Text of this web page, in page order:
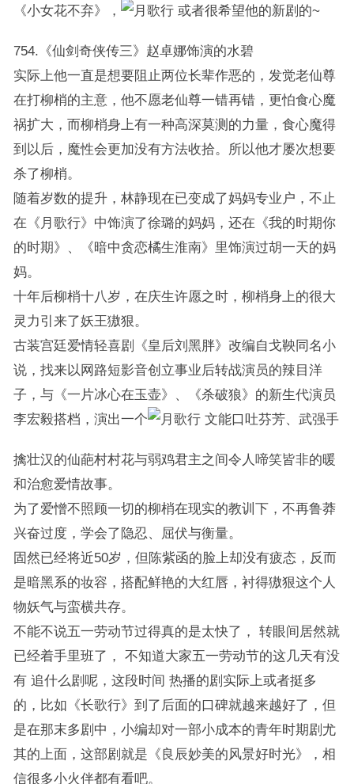
《小女花不弃》，
或者很希望他的新剧的~
754.《仙剑奇侠传三》赵卓娜饰演的水碧
实际上他一直是想要阻止两位长辈作恶的，发觉老仙尊
在打柳梢的主意，他不愿老仙尊一错再错，更怕食心魔
祸扩大，而柳梢身上有一种高深莫测的力量，食心魔得
到以后，魔性会更加没有方法收拾。所以他才屡次想要
杀了柳梢。
随着岁数的提升，林静现在已变成了妈妈专业户，不止
在《月歌行》中饰演了徐璐的妈妈，还在《我的时期你
的时期》、《暗中贪恋橘生淮南》里饰演过胡一天的妈
妈。
十年后柳梢十八岁，在庆生许愿之时，柳梢身上的很大
灵力引来了妖王獓狠。
古装宫廷爱情轻喜剧《皇后刘黑胖》改编自戈鞅同名小
说，找来以网路短影音创立事业后转战演员的辣目洋
子，与《一片冰心在玉壶》、《杀破狼》的新生代演员
李宏毅搭档，演出一个
文能口吐芬芳、武强手
擒壮汉的仙葩村村花与弱鸡君主之间令人啼笑皆非的暖
和治愈爱情故事。
为了爱憎不照顾一切的柳梢在现实的教训下，不再鲁莽
兴奋过度，学会了隐忍、屈伏与衡量。
固然已经将近50岁，但陈紫函的脸上却没有疲态，反而
是暗黑系的妆容，搭配鲜艳的大红唇，衬得獓狠这个人
物妖气与蛮横共存。
不能不说五一劳动节过得真的是太快了， 转眼间居然就
已经着手里班了， 不知道大家五一劳动节的这几天有没
有 追什么剧呢，这段时间 热播的剧实际上或者挺多
的，比如《长歌行》到了后面的口碑就越来越好了，但
是在那末多剧中，小编却对一部小成本的青年时期剧尤
其的上面，这部剧就是《良辰妙美的风景好时光》，相
信很多小火伴都有看吧。